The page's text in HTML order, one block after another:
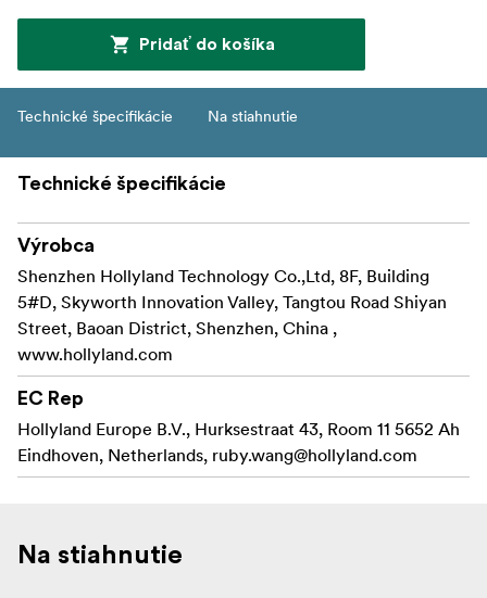
Pridať do košíka
Technické špecifikácie Na stiahnutie
Technické špecifikácie
Výrobca
Shenzhen Hollyland Technology Co.,Ltd, 8F, Building
5#D, Skyworth Innovation Valley, Tangtou Road Shiyan
Street, Baoan District, Shenzhen, China ,
www.hollyland.com
EC Rep
Hollyland Europe B.V., Hurksestraat 43, Room 11 5652 Ah
Eindhoven, Netherlands, ruby.wang@hollyland.com
Na stiahnutie